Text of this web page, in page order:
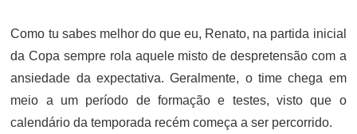
Como tu sabes melhor do que eu, Renato, na partida inicial
da Copa sempre rola aquele misto de despretensão com a
ansiedade da expectativa. Geralmente, o time chega em
meio a um período de formação e testes, visto que o
calendário da temporada recém começa a ser percorrido.